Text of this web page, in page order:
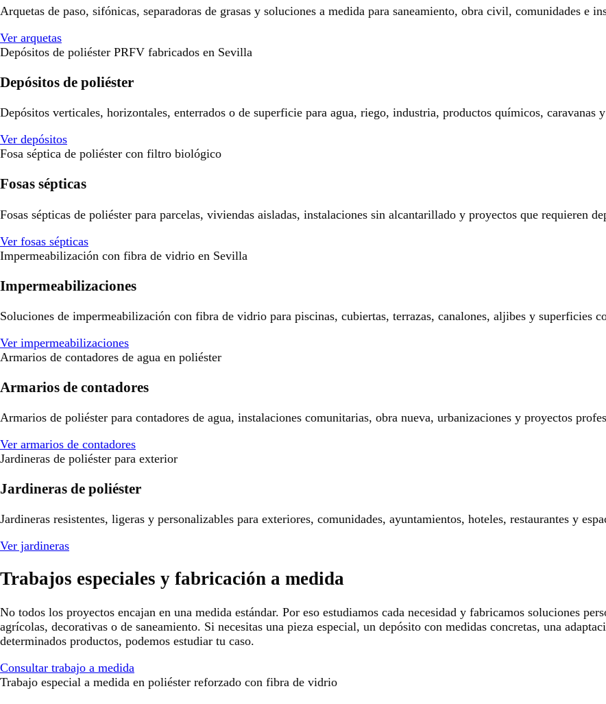
Arquetas de paso, sifónicas, separadoras de grasas y soluciones a medida para saneamiento, obra civil, comunidades e
Ver arquetas
Depósitos de poliéster PRFV fabricados en Sevilla
Depósitos de poliéster
Depósitos verticales, horizontales, enterrados o de superficie para agua, riego, industria, productos químicos, caravanas
Ver depósitos
Fosa séptica de poliéster con filtro biológico
Fosas sépticas
Fosas sépticas de poliéster para parcelas, viviendas aisladas, instalaciones sin alcantarillado y proyectos que requieren
Ver fosas sépticas
Impermeabilización con fibra de vidrio en Sevilla
Impermeabilizaciones
Soluciones de impermeabilización con fibra de vidrio para piscinas, cubiertas, terrazas, canalones, aljibes y superficies
Ver impermeabilizaciones
Armarios de contadores de agua en poliéster
Armarios de contadores
Armarios de poliéster para contadores de agua, instalaciones comunitarias, obra nueva, urbanizaciones y proyectos
Ver armarios de contadores
Jardineras de poliéster para exterior
Jardineras de poliéster
Jardineras resistentes, ligeras y personalizables para exteriores, comunidades, ayuntamientos, hoteles, restaurantes y
Ver jardineras
Trabajos especiales y fabricación a medida
No todos los proyectos encajan en una medida estándar. Por eso estudiamos cada necesidad y fabricamos soluciones
agrícolas, decorativas o de saneamiento. Si necesitas una pieza especial, un depósito con medidas concretas, una
determinados productos, podemos estudiar tu caso.
Consultar trabajo a medida
Trabajo especial a medida en poliéster reforzado con fibra de vidrio